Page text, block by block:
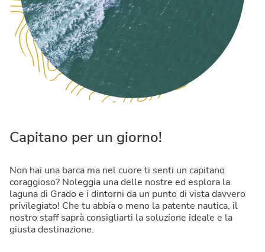
Capitano per un giorno!
Non hai una barca ma nel cuore ti senti un capitano
coraggioso? Noleggia una delle nostre ed esplora la
laguna di Grado e i dintorni da un punto di vista davvero
privilegiato! Che tu abbia o meno la patente nautica, il
nostro staff saprà consigliarti la soluzione ideale e la
giusta destinazione.